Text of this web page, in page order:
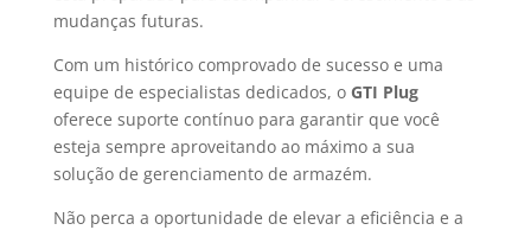
mudanças futuras.
Com um histórico comprovado de sucesso e uma
equipe de especialistas dedicados, o GTI Plug
oferece suporte contínuo para garantir que você
esteja sempre aproveitando ao máximo a sua
solução de gerenciamento de armazém.
Não perca a oportunidade de elevar a eficiência e a